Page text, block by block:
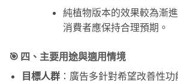
純植物版本的效果較為漸
消費者應保持合理預期。
🎯 四、主要用途與適用情境
目標人群：廣告多針對希望改善性功